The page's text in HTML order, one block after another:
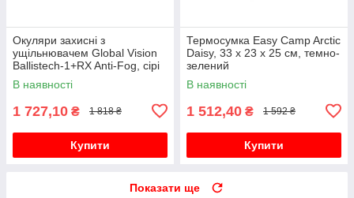
Окуляри захисні з
ущільнювачем Global Vision
Ballistech-1+RX Anti-Fog, сірі
В наявності
1 727,10 ₴ 1 818 ₴
Купити
Термосумка Easy Camp Arctic
Daisy, 33 x 23 x 25 см, темно-
зелений
В наявності
1 512,40 ₴ 1 592 ₴
Купити
Показати ще